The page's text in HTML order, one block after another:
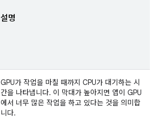
설명
GPU가 작업을 마칠 때까지 CPU가 대기하는 시
간을 나타냅니다. 이 막대가 높아지면 앱이 GPU
에서 너무 많은 작업을 하고 있다는 것을 의미합
니다.